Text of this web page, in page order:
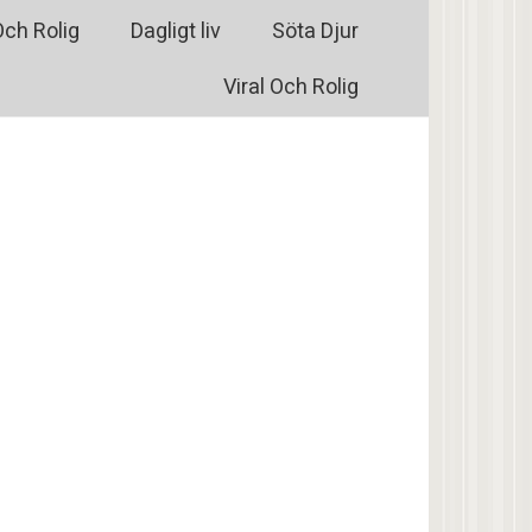
Rolig Dagligt liv Söta Djur
Viral Och Rolig